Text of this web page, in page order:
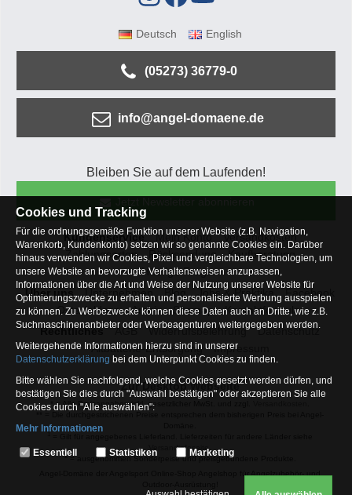
Deutsch English
(05273) 36779-0
info@angel-domaene.de
Bleiben Sie auf dem Laufenden!
Kundenservice Mein Konto
Versandkosten
Zahlungsarten
Rücksendung
Kaufberatung
Häufige Fragen
Über uns
Unternehmen Blog Jobs & Praktika
Facebook
Osterfeldsee
Archiv Sitemap
Kontaktformular
Rechtliches
AGB Widerrufsbelehrung
Datenschutz
Altbatterie-Entsorgung
Impressum
Zur Desktop Webseite
* = Alle Preisangaben inkl. gesetzlicher MwSt. und zzgl.
Versandinfoseite.
2= ausgenommen Sonderpeise und preisgebundene Produkte.
Cookies und Tracking
Für die ordnungsgemäße Funktion unserer Website (z.B. Navigation,
Warenkorb, Kundenkonto) setzen wir so genannte Cookies ein. Darüber
hinaus verwenden wir Cookies, Pixel und vergleichbare Technologien, um
unsere Website an bevorzugte Verhaltensweisen anzupassen,
Informationen über die Art und Weise der Nutzung unserer Website für
Optimierungszwecke zu erhalten und personalisierte Werbung ausspielen
zu können. Zu Werbezwecke können diese Daten auch an Dritte, wie z.B.
Suchmaschinenanbieter oder Werbeagenturen weitergegeben werden.
Weitergehende Informationen hierzu sind in unserer
Datenschutzerklärung bei dem Unterpunkt Cookies zu finden.
Bitte wählen Sie nachfolgend, welche Cookies gesetzt werden dürfen, und
bestätigen Sie dies durch "Auswahl bestätigen" oder akzeptieren Sie alle
Cookies durch "Alle auswählen":
Mehr Informationen
Essentiell
Essentiell Statistiken Marketing